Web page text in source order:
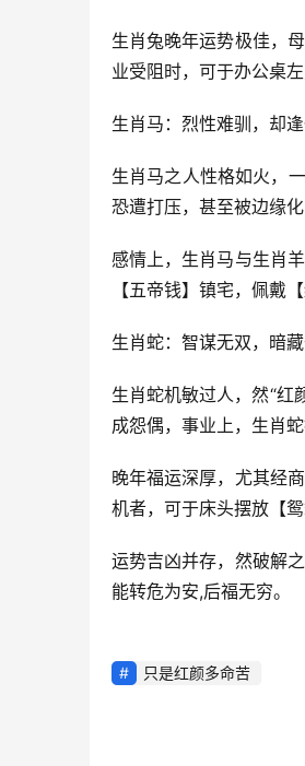
生肖兔晚年运势极佳，
业受阻时，可于办公桌
生肖马：烈性难驯，却
生肖马之人性格如火，
恐遭打压，甚至被边缘
感情上，生肖马与生肖
【五帝钱】镇宅，佩戴
生肖蛇：智谋无双，暗
生肖蛇机敏过人，然“红
成怨偶，事业上，生肖
晚年福运深厚，尤其经
机者，可于床头摆放【
运势吉凶并存，然破解
能转危为安,后福无穷。
只是红颜多命苦